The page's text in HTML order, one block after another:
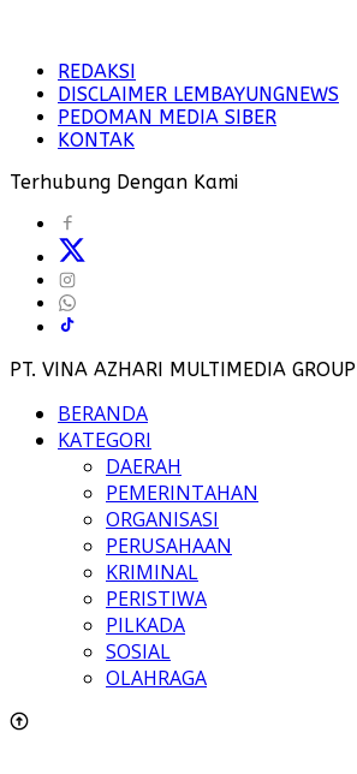
REDAKSI
DISCLAIMER LEMBAYUNGNEWS
PEDOMAN MEDIA SIBER
KONTAK
Terhubung Dengan Kami
PT. VINA AZHARI MULTIMEDIA GROUP
BERANDA
KATEGORI
DAERAH
PEMERINTAHAN
ORGANISASI
PERUSAHAAN
KRIMINAL
PERISTIWA
PILKADA
SOSIAL
OLAHRAGA